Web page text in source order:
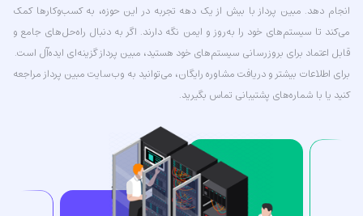
انجام دهد. مبین پردازبا بیش از یک دهه تجربه در این حوزه، به کسب‌وکارها کمک
می‌کند تا سیستم‌های خود را به‌روز و ایمن نگه دارند. اگر به دنبال راه‌حل‌های جامع و
قابل اعتماد برای بروزرسانی سیستم‌های خود هستید، مبین پرداز گزینه‌ای ایده‌آل است.
برای اطلاعات بیشتر و دریافت مشاوره رایگان، می‌توانید به وب‌سایت مبین پرداز مراجعه
کنید یا با شماره‌های پشتیبانی تماس بگیرید.